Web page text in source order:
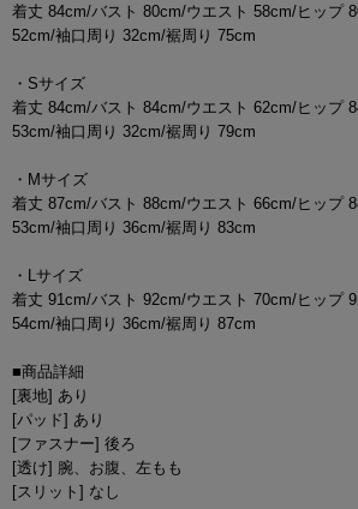
着丈 84cm/バスト 80cm/ウエスト 58cm/ヒップ
52cm/袖口周り 32cm/裾周り 75cm
・Sサイズ
着丈 84cm/バスト 84cm/ウエスト 62cm/ヒップ
53cm/袖口周り 32cm/裾周り 79cm
・Mサイズ
着丈 87cm/バスト 88cm/ウエスト 66cm/ヒップ
53cm/袖口周り 36cm/裾周り 83cm
・Lサイズ
着丈 91cm/バスト 92cm/ウエスト 70cm/ヒップ
54cm/袖口周り 36cm/裾周り 87cm
■商品詳細
[裏地] あり
[パッド] あり
[ファスナー] 後ろ
[透け] 腕、お腹、左もも
[スリット] なし